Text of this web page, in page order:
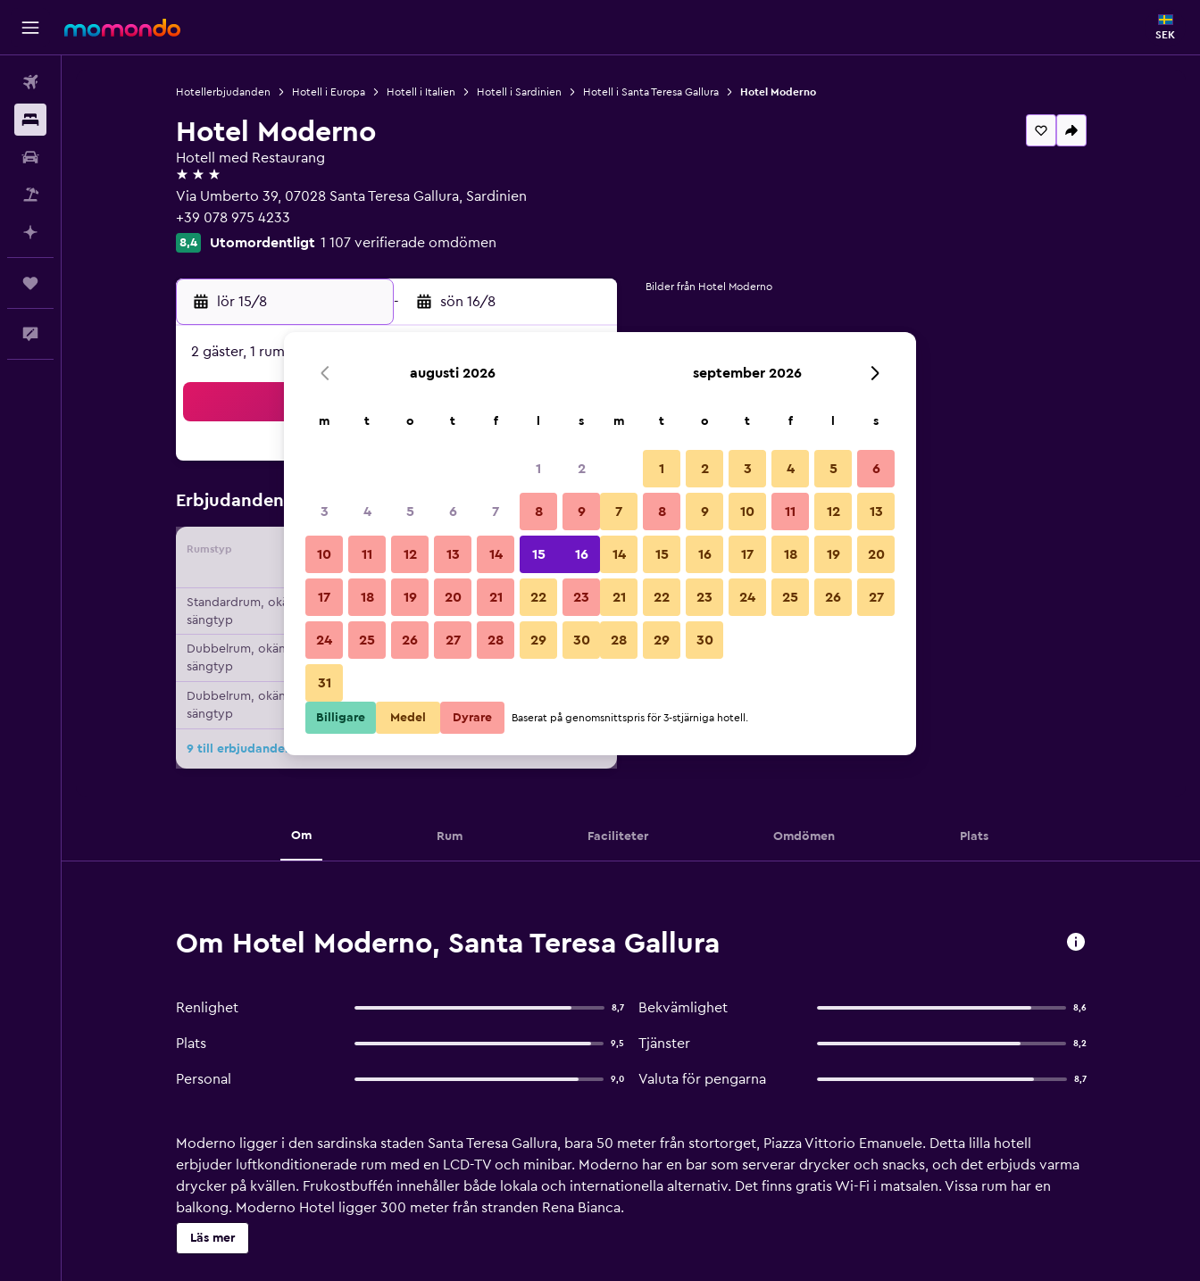
SEK
Hotellerbjudanden Hotell i Europa Hotell i Italien Hotell i Sardinien Hotell i Santa Teresa Gallura Hotel Moderno
Hotel Moderno
Hotell med Restaurang
3 stjärnor
Via Umberto 39, 07028 Santa Teresa Gallura, Sardinien
+39 078 975 4233
8,4 Utomordentligt 1 107 verifierade omdömen
lör 15/8 - sön 16/8
2 gäster, 1 rum
Erbjudanden från Billigaste Pris per natt
Rumstyp Leverantör
Per natt
Standardrum, okänd
sängtyp
756 kr Visa erbjudande
Dubbelrum, okänd
sängtyp
781 kr Visa erbjudande
Dubbelrum, okänd
sängtyp
1 093 kr
9 till erbjudanden för Hotel Moderno
Bilder från Hotel Moderno
Om Rum Faciliteter Omdömen Plats
Om Hotel Moderno, Santa Teresa Gallura
Renlighet 8,7 Bekvämlighet 8,6
Plats 9,5 Tjänster 8,2
Personal 9,0 Valuta för pengarna 8,7
Moderno ligger i den sardinska staden Santa Teresa Gallura, bara 50 meter från stortorget, Piazza Vittorio Emanuele. Detta lilla hotell
erbjuder luftkonditionerade rum med en LCD-TV och minibar. Moderno har en bar som serverar drycker och snacks, och det erbjuds varma
drycker på kvällen. Frukostbuffén innehåller både lokala och internationella alternativ. Det finns gratis Wi-Fi i matsalen. Vissa rum har en
balkong. Moderno Hotel ligger 300 meter från stranden Rena Bianca.
Läs mer
augusti 2026
m t o t f s
1 2
3 4 5 6 7 8 9
10 11 12 13 14 15 16
17 18 19 20 21 22 23
24 25 26 27 28 29 30
31
september 2026
m t o t f s
1 2 3 4 5 6
7 8 9 10 11 12 13
14 15 16 17 18 19 20
21 22 23 24 25 26 27
28 29 30
Billigare Medel Dyrare Baserat på genomsnittspris för 3-stjärniga hotell.